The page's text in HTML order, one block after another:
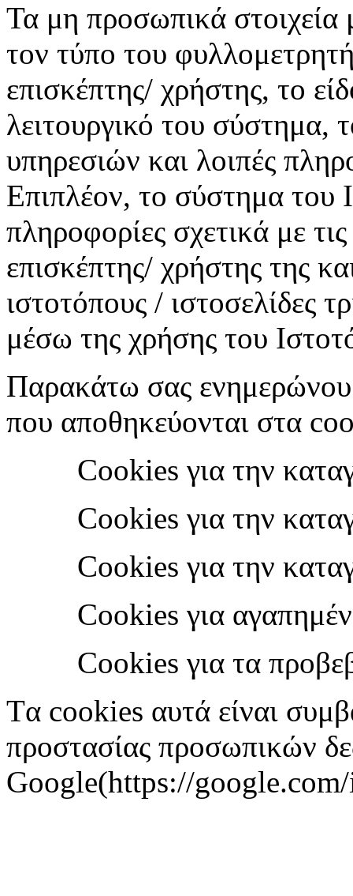
Τα μη προσωπικά στοιχεία
τον τύπο του
επισκέπτης/ χρήστης, το
λειτουργικό του σύστημα,
υπηρεσιών και λοιπές
Επιπλέον, το σύστημα του
πληροφορίες σχετικά με
επισκέπτης/ χρήστης της
ιστοτόπους / ιστοσελίδες
μέσω της χρήσης του
Παρακάτω σας
που αποθηκεύονται στα
Cookies για την
Cookies για την
Cookies για την
Cookies για
Cookies για τα
Tα cookies αυτά είναι
προστασίας προσωπικών
Google(https://